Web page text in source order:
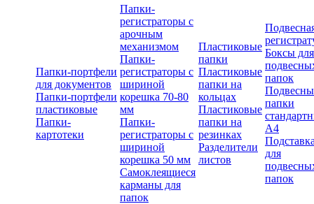
Папки-портфели
для документов
Папки-портфели
пластиковые
Папки-
картотеки
Папки-
регистраторы с
арочным
механизмом
Папки-
регистраторы с
шириной
корешка 70-80
мм
Папки-
регистраторы с
шириной
корешка 50 мм
Самоклеящиеся
карманы для
папок
Пластиковые
папки
Пластиковые
папки на
кольцах
Пластиковые
папки на
резинках
Разделители
листов
Боксы для
папок
папки
А4
для
папок